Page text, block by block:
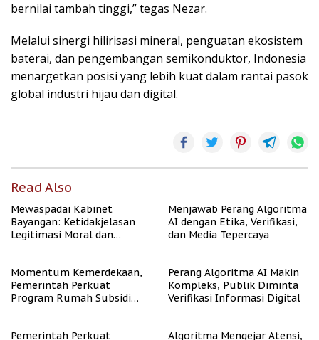
bernilai tambah tinggi,” tegas Nezar.
Melalui sinergi hilirisasi mineral, penguatan ekosistem
baterai, dan pengembangan semikonduktor, Indonesia
menargetkan posisi yang lebih kuat dalam rantai pasok
global industri hijau dan digital.
Read Also
Mewaspadai Kabinet
Bayangan: Ketidakjelasan
Legitimasi Moral dan
Menjawab Perang Algoritma
AI dengan Etika, Verifikasi,
dan Media Tepercaya
Momentum Kemerdekaan,
Pemerintah Perkuat
Program Rumah Subsidi
Perang Algoritma AI Makin
Kompleks, Publik Diminta
Verifikasi Informasi Digital
Pemerintah Perkuat Algoritma Mengejar Atensi,